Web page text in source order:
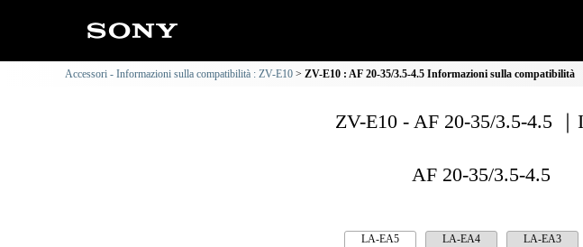
Accessori - Informazioni sulla compatibilità : ZV-E10 ZV-E10 : AF 20-35/3.5-4.5 Informazioni sulla compatibilità
ZV-E10 - AF 20-35/3.5-4.5
AF 20-35/3.5-4.5
LA-EA5 LA-EA4 LA-EA3